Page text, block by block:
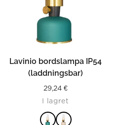
Lavinio bordslampa IP54
(laddningsbar)
29,24 €
I lagret